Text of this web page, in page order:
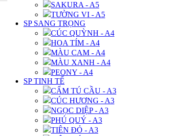
SAKURA - A5
TƯỜNG VI - A5
SP SANG TRỌNG
CÚC QUỲNH - A4
HOA TÍM - A4
MÀU CAM - A4
MÀU XANH - A4
PEONY - A4
SP TINH TẾ
CẨM TÚ CẦU - A3
CÚC HƯƠNG - A3
NGỌC DIỆP - A3
PHÚ QUÝ - A3
TIÊN ĐỎ - A3